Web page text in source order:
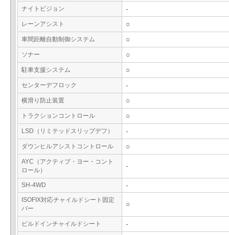
ナイトビジョン -
レーンアシスト ○
車間距離自動制御システム ○
ソナー ○
駐車支援システム ○
センターデフロック -
横滑り防止装置 ○
トラクションコントロール ○
LSD（リミテッドスリップデフ） -
ダウンヒルアシストコントロール ○
AYC（アクティブ・ヨー・コント
ロール）
-
SH-4WD -
ISOFIX対応チャイルドシート固定
バー
○
ビルドインチャイルドシート -